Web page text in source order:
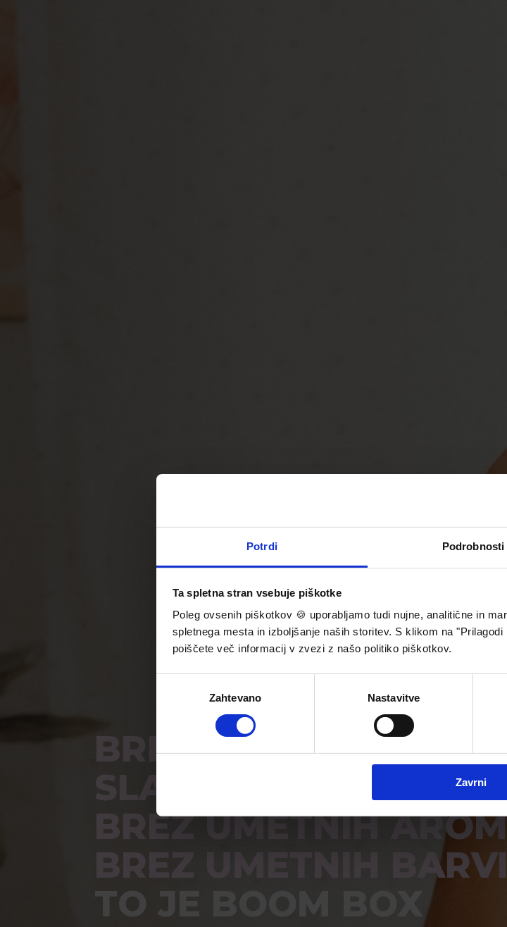
Potrdi Podrobnosti
Ta spletna stran vsebuje piškotke
Poleg ovsenih piškotkov 🍪 uporabljamo tudi nujne, analitične in
spletnega mesta in izboljšanje naših storitev. S klikom na
poiščete več informacij v zvezi z našo politiko piškotkov.
Zahtevano Nastavitve
Zavrni
BREZ DODANEGA
SLADKORJA
BREZ UMETNIH
BREZ UMETNIH
TO JE BOOM BOX